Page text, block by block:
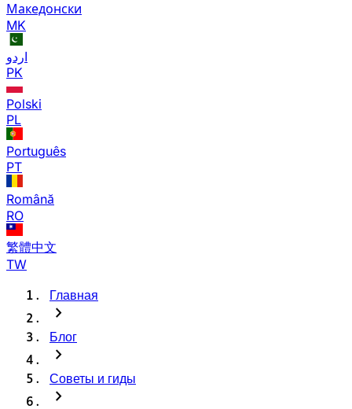
Македонски
MK
اردو
PK
Polski
PL
Português
PT
Română
RO
繁體中文
TW
Главная
chevron_right
Блог
chevron_right
Советы и гиды
chevron_right